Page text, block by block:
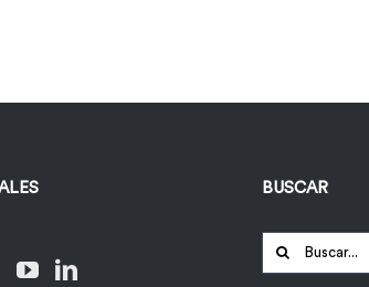
BUSCAR
Buscar: